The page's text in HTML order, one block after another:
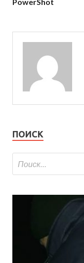
ПОИСК